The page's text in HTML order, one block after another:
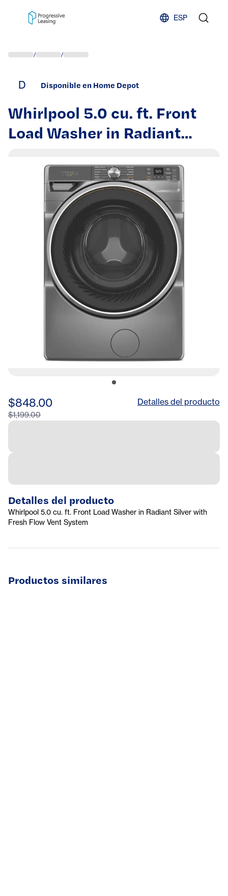
ESP
/ /
D Disponible en Home Depot
Whirlpool 5.0 cu. ft. Front
Load Washer in Radiant
System
$848.00
$1,199.00
Detalles del producto
Detalles del producto
Whirlpool 5.0 cu. ft. Front Load Washer in Radiant Silver with
Fresh Flow Vent System
Productos similares